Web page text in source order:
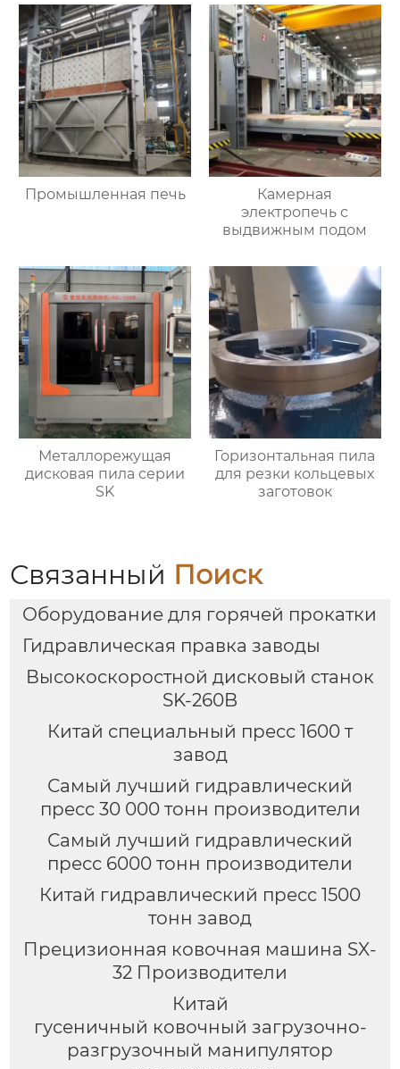
Промышленная печь
Камерная
электропечь с
выдвижным подом
Металлорежущая
дисковая пила серии
SK
Горизонтальная пила
для резки кольцевых
заготовок
Связанный Поиск
Оборудование для горячей прокатки
Гидравлическая правка заводы
Высокоскоростной дисковый станок
SK-260B
Китай специальный пресс 1600 т
завод
Самый лучший гидравлический
пресс 30 000 тонн производители
Самый лучший гидравлический
пресс 6000 тонн производители
Китай гидравлический пресс 1500
тонн завод
Прецизионная ковочная машина SX-
32 Производители
Китай
гусеничный ковочный загрузочно-
разгрузочный манипулятор